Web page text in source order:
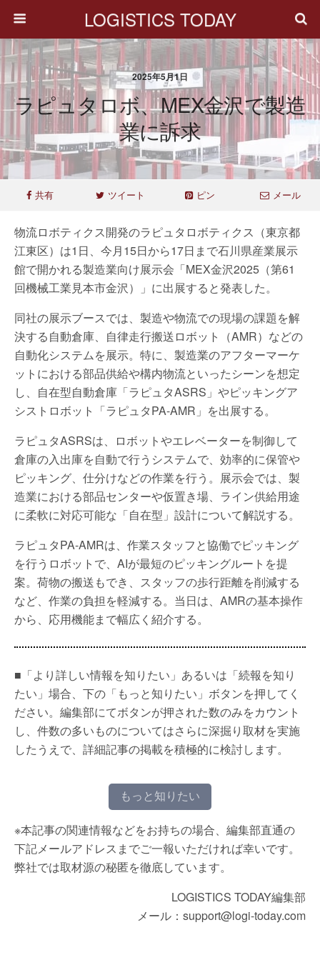
LOGISTICS TODAY
2025年5月1日
ラピュタロボ、MEX金沢で製造
業に訴求
共有 ツイート ピン メール
物流ロボティクス開発のラピュタロボティクス（東京都
江東区）は1日、今月15日から17日まで石川県産業展示
館で開かれる製造業向け展示会「MEX金沢2025（第61
回機械工業見本市金沢）」に出展すると発表した。
同社の展示ブースでは、製造や物流での現場の課題を解
決する自動倉庫、自律走行搬送ロボット（AMR）などの
自動化システムを展示。特に、製造業のアフターマーケ
ットにおける部品供給や構内物流といったシーンを想定
し、自在型自動倉庫「ラピュタASRS」やピッキングア
シストロボット「ラピュタPA-AMR」を出展する。
ラピュタASRSは、ロボットやエレベーターを制御して
倉庫の入出庫を自動で行うシステムで、効率的に保管や
ピッキング、仕分けなどの作業を行う。展示会では、製
造業における部品センターや仮置き場、ライン供給用途
に柔軟に対応可能な「自在型」設計について解説する。
ラピュタPA-AMRは、作業スタッフと協働でピッキング
を行うロボットで、AIが最短のピッキングルートを提
案。荷物の搬送もでき、スタッフの歩行距離を削減する
など、作業の負担を軽減する。当日は、AMRの基本操作
から、応用機能まで幅広く紹介する。
■「より詳しい情報を知りたい」あるいは「続報を知り
たい」場合、下の「もっと知りたい」ボタンを押してく
ださい。編集部にてボタンが押された数のみをカウント
し、件数の多いものについてはさらに深掘り取材を実施
したうえで、詳細記事の掲載を積極的に検討します。
もっと知りたい
※本記事の関連情報などをお持ちの場合、編集部直通の
下記メールアドレスまでご一報いただければ幸いです。
弊社では取材源の秘匿を徹底しています。
LOGISTICS TODAY編集部
メール：support@logi-today.com